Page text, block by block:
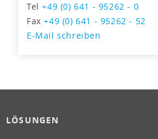
Tel+49 (0) 641 - 95262 - 0
Fax+49 (0) 641 - 95262 - 52
E-Mail schreiben
LÖSUNGEN